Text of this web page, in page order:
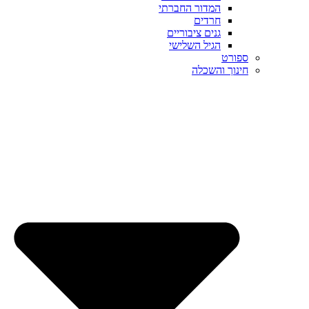
המדור החברתי
חרדים
גנים ציבוריים
הגיל השלישי
ספורט
חינוך והשכלה